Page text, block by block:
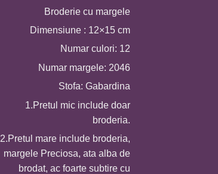
prețuri:
40,0 MDL
Broderie cu margele
Dimensiune : 12×15 cm
Numar culori: 12
Numar margele: 2046
Stofa: Gabardina
1.Pretul mic include doar
broderia.
2.Pretul mare include broderia,
margele Preciosa, ata alba de
brodat, ac foarte subtire cu